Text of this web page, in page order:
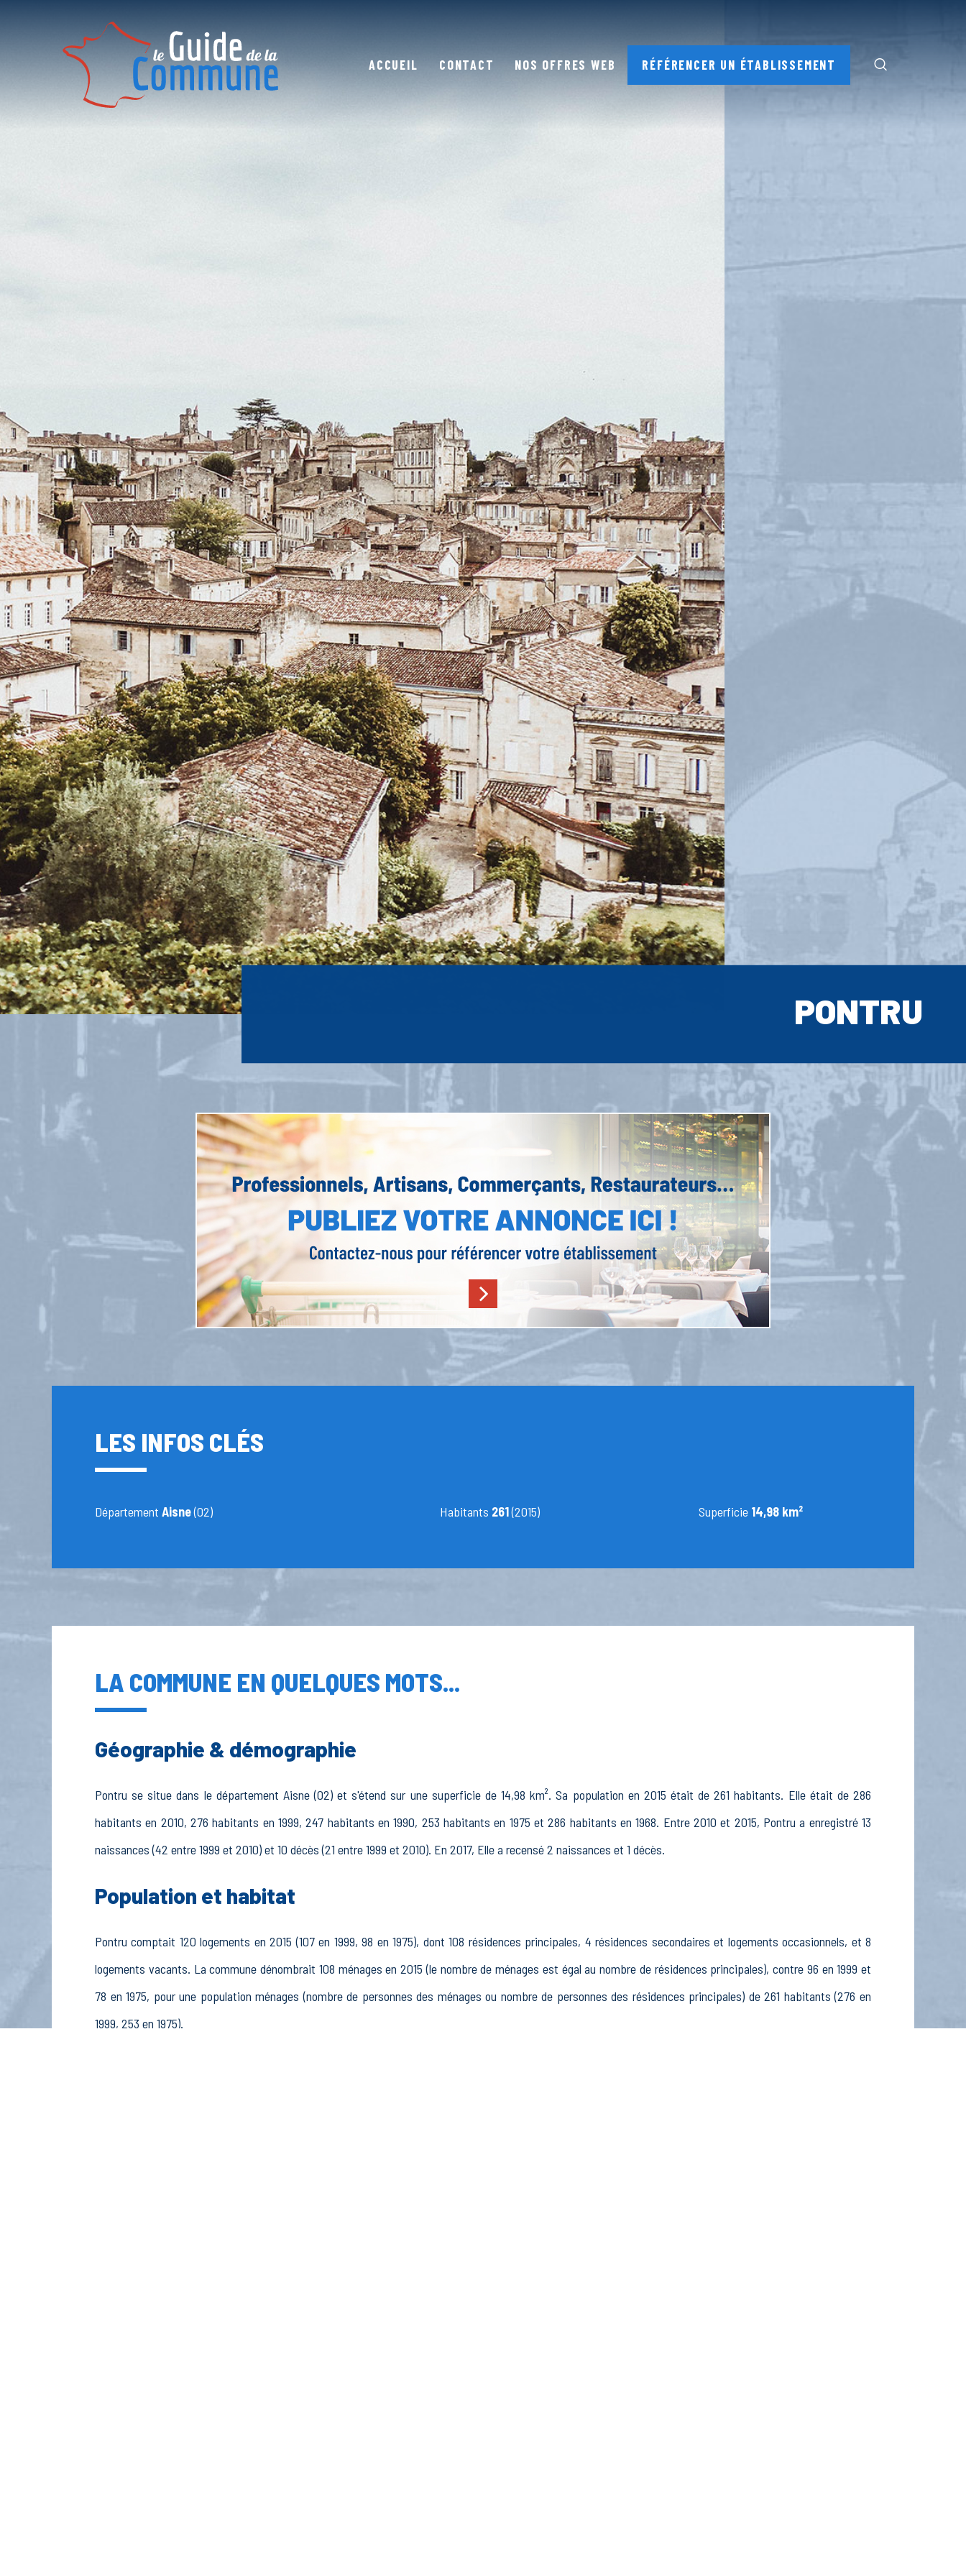
ACCUEIL CONTACT NOS OFFRES WEB RÉFÉRENCER UN ÉTABLISSEMENT
PONTRU
LES INFOS CLÉS
Département Aisne(02) Habitants 261(2015) Superficie 14,98 km²
LA COMMUNE EN QUELQUES MOTS...
Géographie & démographie
Pontru se situe dans le département Aisne (02) et s'étend sur une superficie de 14,98 km². Sa population en 2015 était de 261 habitants. Elle était de 286
habitants en 2010, 276 habitants en 1999, 247 habitants en 1990, 253 habitants en 1975 et 286 habitants en 1968. Entre 2010 et 2015, Pontru a enregistré 13
naissances (42 entre 1999 et 2010) et 10 décès (21 entre 1999 et 2010). En 2017, Elle a recensé 2 naissances et 1 décès.
Population et habitat
Pontru comptait 120 logements en 2015 (107 en 1999, 98 en 1975), dont 108 résidences principales, 4 résidences secondaires et logements occasionnels, et 8
logements vacants. La commune dénombrait 108 ménages en 2015 (le nombre de ménages est égal au nombre de résidences principales), contre 96 en 1999 et
78 en 1975, pour une population ménages (nombre de personnes des ménages ou nombre de personnes des résidences principales) de 261 habitants (276 en
1999, 253 en 1975).